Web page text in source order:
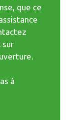
que ce
sur
à